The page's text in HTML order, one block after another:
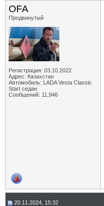
OFA
Продвинутый
Регистрация: 03.10.2022
Адрес: Казахстан
Автомобиль: LADA Vesta Classic
Start седан
Сообщений: 11,946
20.11.2024, 15:32